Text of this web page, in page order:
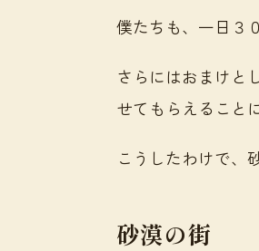
僕たちも、一日３
さらにはおまけと
せてもらえること
こうしたわけで、
砂漠の街